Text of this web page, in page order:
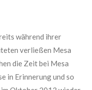
während ihrer
verließen Mesa
die Zeit bei Mesa
in Erinnerung und so